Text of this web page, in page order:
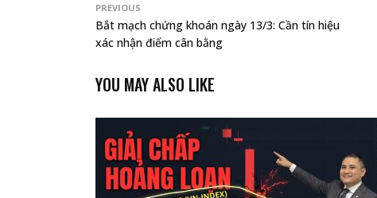
PREVIOUS
Bắt mạch chứng khoán ngày 13/3: Cần tín hiệu
xác nhận điểm cân bằng
YOU MAY ALSO LIKE